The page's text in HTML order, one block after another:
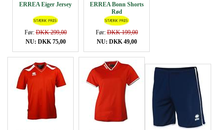
ERREA Eiger Jersey
Før:DKK 299,00
NU: DKK 75,00
ERREA Bonn Shorts
Rød
Før:DKK 199,00
NU: DKK 49,00